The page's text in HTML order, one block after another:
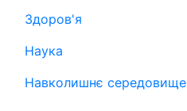
Здоров'я
Наука
Навколишнє середовище